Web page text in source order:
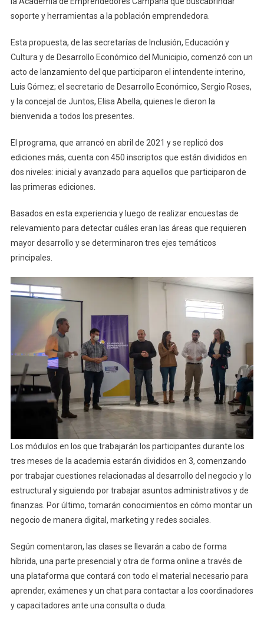
soporte y herramientas a la población emprendedora.
Esta propuesta, de las secretarías de Inclusión, Educación y
Cultura y de Desarrollo Económico del Municipio, comenzó con un
acto de lanzamiento del que participaron el intendente interino,
Luis Gómez; el secretario de Desarrollo Económico, Sergio Roses,
y la concejal de Juntos, Elisa Abella, quienes le dieron la
bienvenida a todos los presentes.
El programa, que arrancó en abril de 2021 y se replicó dos
ediciones más, cuenta con 450 inscriptos que están divididos en
dos niveles: inicial y avanzado para aquellos que participaron de
las primeras ediciones.
Basados en esta experiencia y luego de realizar encuestas de
relevamiento para detectar cuáles eran las áreas que requieren
mayor desarrollo y se determinaron tres ejes temáticos
principales.
Los módulos en los que trabajarán los participantes durante los
tres meses de la academia estarán divididos en 3, comenzando
por trabajar cuestiones relacionadas al desarrollo del negocio y lo
estructural y siguiendo por trabajar asuntos administrativos y de
finanzas. Por último, tomarán conocimientos en cómo montar un
negocio de manera digital, marketing y redes sociales.
Según comentaron, las clases se llevarán a cabo de forma
híbrida, una parte presencial y otra de forma online a través de
una plataforma que contará con todo el material necesario para
aprender, exámenes y un chat para contactar a los coordinadores
y capacitadores ante una consulta o duda.